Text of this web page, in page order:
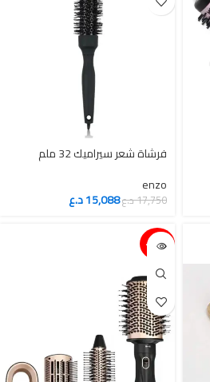
فرشاة شعر سيراميك 32 ملم
enzo
17,750د.ع15,088د.ع
15%-